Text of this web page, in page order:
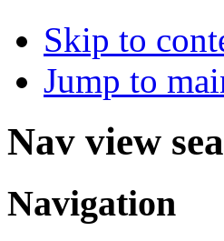
Skip to
Jump to
Nav view
Navigation